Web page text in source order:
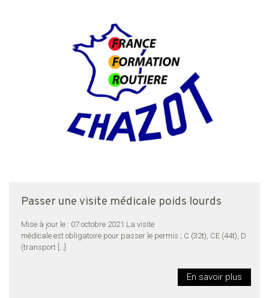
Passer une visite médicale poids lourds
Mise à jour le : 07 octobre 2021 La visite
médicale est obligatoire pour passer le permis ; C (32t), CE (44t), D
(transport
En savoir plus